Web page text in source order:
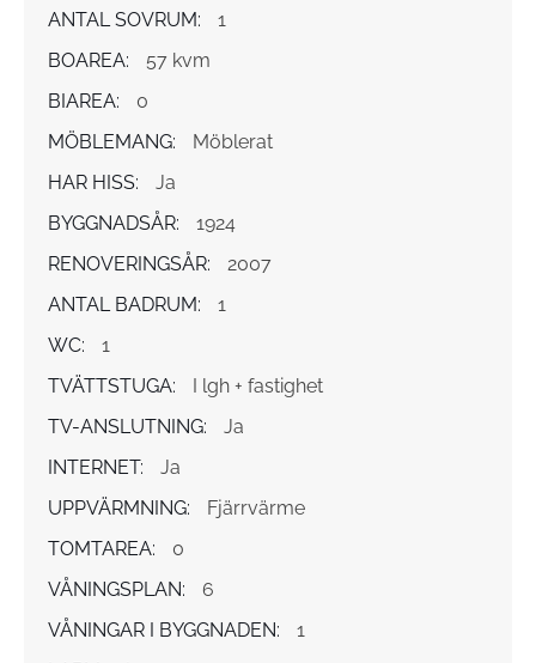
ANTAL SOVRUM:
1
BOAREA:
57 kvm
BIAREA:
0
MÖBLEMANG:
Möblerat
HAR HISS:
Ja
BYGGNADSÅR:
1924
RENOVERINGSÅR:
2007
ANTAL BADRUM:
1
WC:
1
TVÄTTSTUGA:
I lgh + fastighet
TV-ANSLUTNING:
Ja
INTERNET:
Ja
UPPVÄRMNING:
Fjärrvärme
TOMTAREA:
0
VÅNINGSPLAN:
6
VÅNINGAR I BYGGNADEN:
1